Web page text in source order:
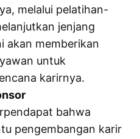
melalui pelatihan-
jenjang
akan memberikan
untuk
karirnya.
bahwa
pengembangan karir